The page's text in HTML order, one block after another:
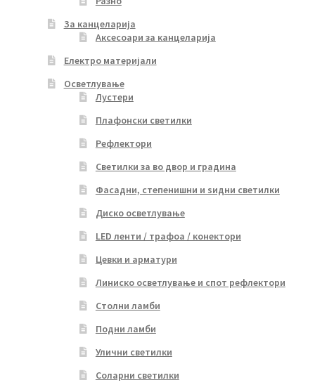
За канцеларија
Аксесоари за канцеларија
Електро материјали
Осветлување
Лустери
Плафонски светилки
Рефлектори
Светилки за во двор и градина
Фасадни, степенишни и ѕидни светилки
Диско осветлување
LED ленти / трафоа / конектори
Цевки и арматури
Линиско осветлување и спот рефлектори
Столни ламби
Подни ламби
Улични светилки
Соларни светилки